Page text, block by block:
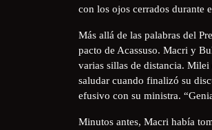
con los ojos cerrados durante
Más allá de las palabras del
pacto de Acassuso. Macri y
varias sillas de distancia.
saludar cuando finalizó su
efusivo con su ministra.
Minutos antes, Macri había